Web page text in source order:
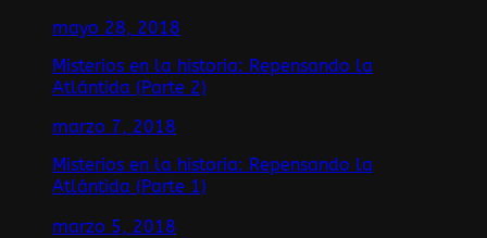
mayo 28, 2018
Misterios en la historia: Repensando la
Atlántida (Parte 2)
marzo 7, 2018
Misterios en la historia: Repensando la
Atlántida (Parte 1)
marzo 5, 2018